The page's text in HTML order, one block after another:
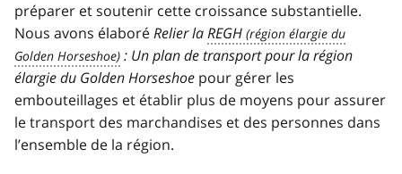
préparer et soutenir cette croissance substantielle.
Nous avons élaboréRelier laREGH
: Un plan de transport pour la région
élargie du Golden Horseshoe pour gérer les
embouteillages et établir plus de moyens pour assurer
le transport des marchandises et des personnes dans
l’ensemble de la région.